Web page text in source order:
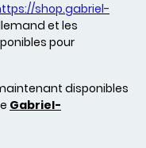
shop.gabriel-
et les
pour
disponibles
Gabriel-